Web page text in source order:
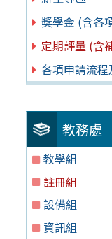
獎學金 (含各
定期評量 (含
各項申請流
教務處
教學組
註冊組
設備組
資訊組